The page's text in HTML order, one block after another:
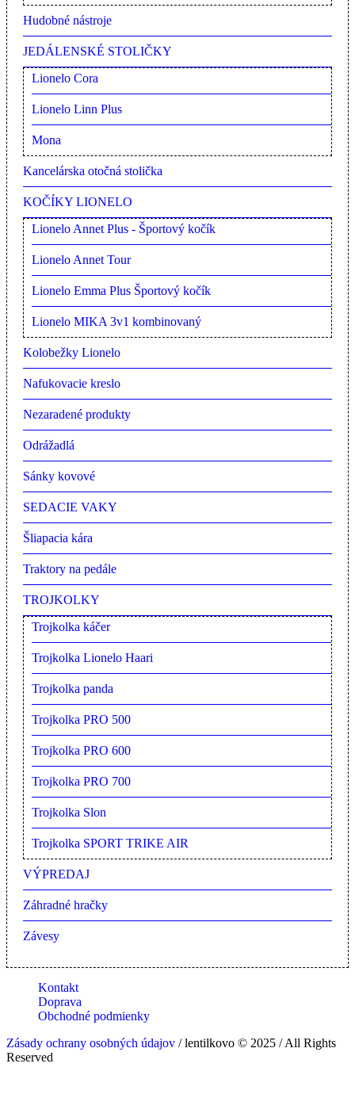
Hudobné nástroje
JEDÁLENSKÉ STOLIČKY
Lionelo Cora
Lionelo Linn Plus
Mona
Kancelárska otočná stolička
KOČÍKY LIONELO
Lionelo Annet Plus - Športový kočík
Lionelo Annet Tour
Lionelo Emma Plus Športový kočík
Lionelo MIKA 3v1 kombinovaný
Kolobežky Lionelo
Nafukovacie kreslo
Nezaradené produkty
Odrážadlá
Sánky kovové
SEDACIE VAKY
Šliapacia kára
Traktory na pedále
TROJKOLKY
Trojkolka káčer
Trojkolka Lionelo Haari
Trojkolka panda
Trojkolka PRO 500
Trojkolka PRO 600
Trojkolka PRO 700
Trojkolka Slon
Trojkolka SPORT TRIKE AIR
VÝPREDAJ
Záhradné hračky
Závesy
Kontakt
Doprava
Obchodné podmienky
Zásady ochrany osobných údajov / lentilkovo © 2025 / All Rights
Reserved